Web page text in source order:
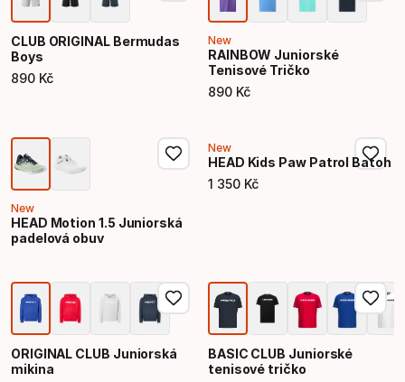
CLUB ORIGINAL Bermudas
Boys
890 Kč
Konečná cena
New
RAINBOW Juniorské
Tenisové Tričko
890 Kč
Konečná cena
New
HEAD Motion 1.5 Juniorská
padelová obuv
New
HEAD Kids Paw Patrol Batoh
1 350 Kč
Konečná cena
ORIGINAL CLUB Juniorská
mikina
BASIC CLUB Juniorské
tenisové tričko